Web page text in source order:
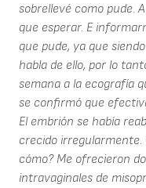
sobrellevé como pude.
que esperar. E
que pude, ya que
habla de ello, por lo
semana a la ecografía
se confirmó que
El embrión se había
crecido irregularmente.
cómo? Me ofrecieron
intravaginales de